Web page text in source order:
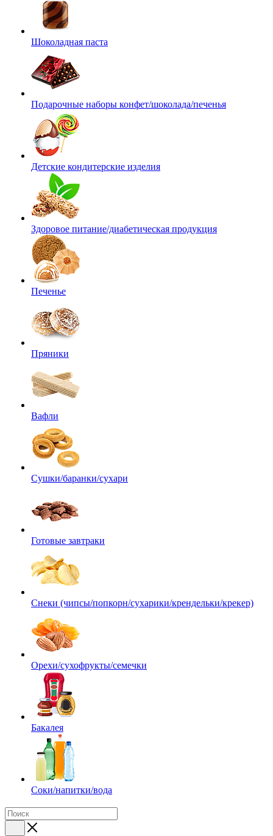
Шоколадная паста
Подарочные наборы конфет/шоколада/печенья
Детские кондитерские изделия
Здоровое питание/диабетическая продукция
Печенье
Пряники
Вафли
Сушки/баранки/сухари
Готовые завтраки
Снеки (чипсы/попкорн/сухарики/крендельки/крекер)
Орехи/сухофрукты/семечки
Бакалея
Соки/напитки/вода